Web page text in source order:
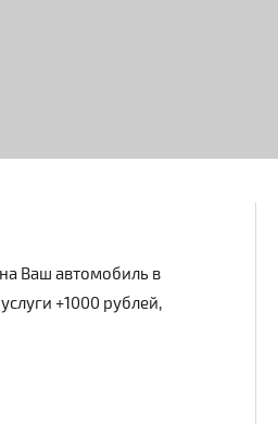
Ваш автомобиль в
+1000 рублей,